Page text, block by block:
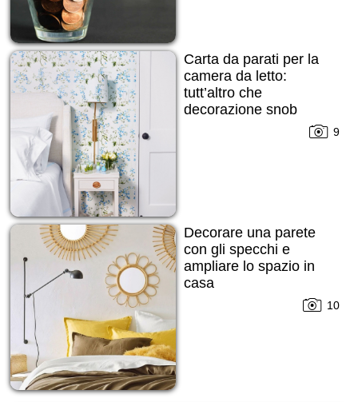
Carta da parati per la
camera da letto:
tutt’altro che
decorazione snob
9
Decorare una parete
con gli specchi e
ampliare lo spazio in
casa
10